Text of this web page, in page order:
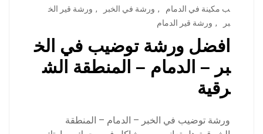
ب مكينة في الدمام
, ورشة في الخبر , ورشة قير الخ
بر
, ورشة قير الدمام
افضل ورشة توضيب في الخ
بر – الدمام – المنطقة الش
رقية
ورشة توضيب في الخبر – الدمام – المنطقة